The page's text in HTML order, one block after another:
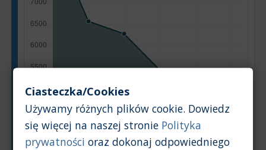
Ciasteczka/Cookies
Używamy różnych plików cookie. Dowiedz
się więcej na naszej stronie Polityka
prywatności oraz dokonaj odpowiedniego